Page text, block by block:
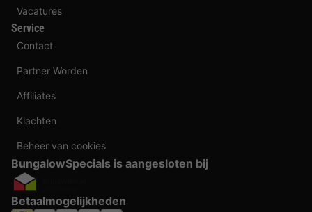
Vacatures
Service
Contact
Partner Worden
Affiliates
Klachten
Beheer van cookies
BungalowSpecials is aangesloten bij
Betaalmogelijkheden